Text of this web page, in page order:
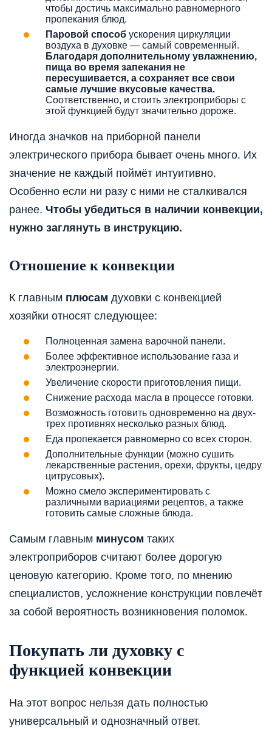
чтобы достичь максимально равномерного
пропекания блюд.
Паровой способ ускорения циркуляции
воздуха в духовке — самый современный.
Благодаря дополнительному увлажнению,
пища во время запекания не
пересушивается, а сохраняет все свои
самые лучшие вкусовые качества.
Соответственно, и стоить электроприборы с
этой функцией будут значительно дороже.
Иногда значков на приборной панели
электрического прибора бывает очень много. Их
значение не каждый поймёт интуитивно.
Особенно если ни разу с ними не сталкивался
ранее. Чтобы убедиться в наличии конвекции,
нужно заглянуть в инструкцию.
Отношение к конвекции
К главным плюсам духовки с конвекцией
хозяйки относят следующее:
Полноценная замена варочной панели.
Более эффективное использование газа и
электроэнергии.
Увеличение скорости приготовления пищи.
Снижение расхода масла в процессе готовки.
Возможность готовить одновременно на двух-
трех противнях несколько разных блюд.
Еда пропекается равномерно со всех сторон.
Дополнительные функции (можно сушить
лекарственные растения, орехи, фрукты, цедру
цитрусовых).
Можно смело экспериментировать с
различными вариациями рецептов, а также
готовить самые сложные блюда.
Самым главным минусом таких
электроприборов считают более дорогую
ценовую категорию. Кроме того, по мнению
специалистов, усложнение конструкции повлечёт
за собой вероятность возникновения поломок.
Покупать ли духовку с
функцией конвекции
На этот вопрос нельзя дать полностью
универсальный и однозначный ответ.